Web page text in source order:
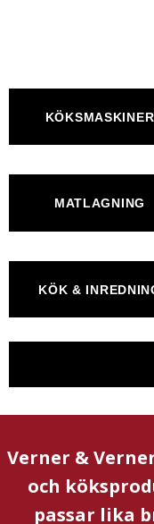
KÖKSMASKINER
MATLAGNING
KÖK &
Verner &
och
passar lika